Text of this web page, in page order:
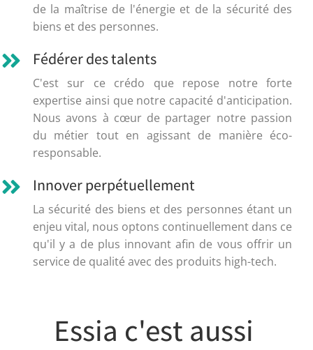
de la maîtrise de l'énergie et de la sécurité des
biens et des personnes.
Fédérer des talents
C'est sur ce crédo que repose notre forte
expertise ainsi que notre capacité d'anticipation.
Nous avons à cœur de partager notre passion
du métier tout en agissant de manière éco-
responsable.
Innover perpétuellement
La sécurité des biens et des personnes étant un
enjeu vital, nous optons continuellement dans ce
qu'il y a de plus innovant afin de vous offrir un
service de qualité avec des produits high-tech.
Essia c'est aussi